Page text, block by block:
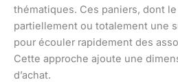
thématiques. Ces paniers, dont
partiellement ou totalement une
pour écouler rapidement des
Cette approche ajoute une
d’achat.